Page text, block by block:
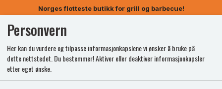
Norges flotteste butikk for grill og barbecue!
Personvern
Her kan du vurdere og tilpasse informasjonkapslene vi ønsker å bruke på
dette nettstedet. Du bestemmer! Aktiver eller deaktiver informasjonkapsler
etter eget ønske.